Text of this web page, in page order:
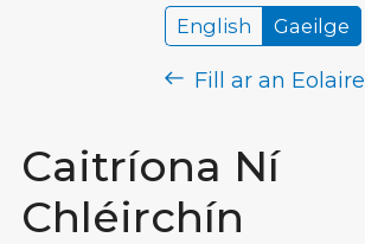
Caitríona Ní
Chléirchín
English Gaeilge
Fill ar an Eolaire